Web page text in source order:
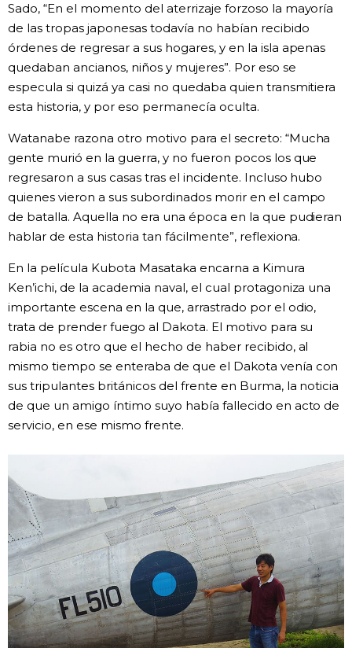
Sado, “En el momento del aterrizaje forzoso la mayoría
de las tropas japonesas todavía no habían recibido
órdenes de regresar a sus hogares, y en la isla apenas
quedaban ancianos, niños y mujeres”. Por eso se
especula si quizá ya casi no quedaba quien transmitiera
esta historia, y por eso permanecía oculta.
Watanabe razona otro motivo para el secreto: “Mucha
gente murió en la guerra, y no fueron pocos los que
regresaron a sus casas tras el incidente. Incluso hubo
quienes vieron a sus subordinados morir en el campo
de batalla. Aquella no era una época en la que pudieran
hablar de esta historia tan fácilmente”, reflexiona.
En la película Kubota Masataka encarna a Kimura
Ken’ichi, de la academia naval, el cual protagoniza una
importante escena en la que, arrastrado por el odio,
trata de prender fuego al Dakota. El motivo para su
rabia no es otro que el hecho de haber recibido, al
mismo tiempo se enteraba de que el Dakota venía con
sus tripulantes británicos del frente en Burma, la noticia
de que un amigo íntimo suyo había fallecido en acto de
servicio, en ese mismo frente.